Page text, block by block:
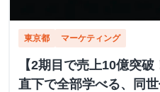
東京都 マーケティング
【2期目で売上10億突
直下で全部学べる、同